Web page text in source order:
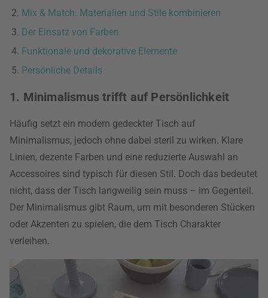
Mix & Match: Materialien und Stile kombinieren
Der Einsatz von Farben
Funktionale und dekorative Elemente
Persönliche Details
1. Minimalismus trifft auf Persönlichkeit
Häufig setzt ein modern gedeckter Tisch auf
Minimalismus, jedoch ohne dabei steril zu wirken. Klare
Linien, dezente Farben und eine reduzierte Auswahl an
Accessoires sind typisch für diesen Stil. Doch das bedeutet
nicht, dass der Tisch langweilig sein muss – im Gegenteil.
Der Minimalismus gibt Raum, um mit besonderen Stücken
oder Akzenten zu spielen, die dem Tisch Charakter
verleihen.